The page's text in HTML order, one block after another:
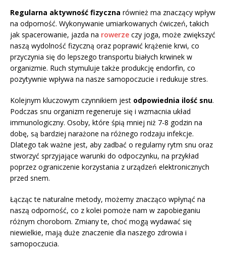
Regularna aktywność fizyczna również ma znaczący wpływ
na odporność. Wykonywanie umiarkowanych ćwiczeń, takich
jak spacerowanie, jazda na rowerze czy joga, może zwiększyć
naszą wydolność fizyczną oraz poprawić krążenie krwi, co
przyczynia się do lepszego transportu białych krwinek w
organizmie. Ruch stymuluje także produkcję endorfin, co
pozytywnie wpływa na nasze samopoczucie i redukuje stres.
Kolejnym kluczowym czynnikiem jest odpowiednia ilość snu.
Podczas snu organizm regeneruje się i wzmacnia układ
immunologiczny. Osoby, które śpią mniej niż 7-8 godzin na
dobę, są bardziej narażone na różnego rodzaju infekcje.
Dlatego tak ważne jest, aby zadbać o regularny rytm snu oraz
stworzyć sprzyjające warunki do odpoczynku, na przykład
poprzez ograniczenie korzystania z urządzeń elektronicznych
przed snem.
Łącząc te naturalne metody, możemy znacząco wpłynąć na
naszą odporność, co z kolei pomoże nam w zapobieganiu
różnym chorobom. Zmiany te, choć mogą wydawać się
niewielkie, mają duże znaczenie dla naszego zdrowia i
samopoczucia.